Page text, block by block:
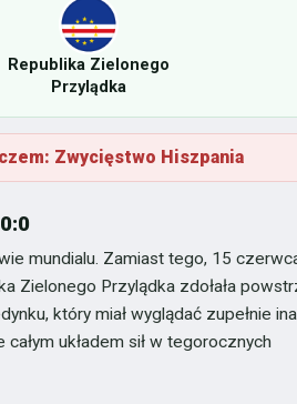
Republika Zielonego
Przylądka
Zwycięstwo Hiszpania
mundialu. Zamiast tego, 15
Zielonego Przylądka zdołała
który miał wyglądać zupełnie
układem sił w tegorocznych